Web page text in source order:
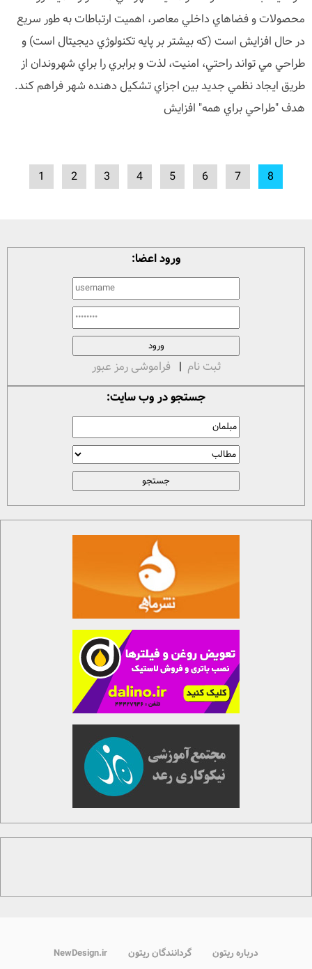
محصولات و فضاهاي داخلي معاصر، اهميت ارتباطات به طور سريع
در حال افزايش است (که بيشتر بر پايه تکنولوژي ديجيتال است) و
طراحي مي تواند راحتي، امنيت، لذت و برابري را براي شهروندان از
طريق ايجاد نظمي جديد بين اجزاي تشکيل دهنده شهر فراهم کند.
هدف "طراحي براي همه" افزايش
1 2 3 4 5 6 7 8
ورود اعضا:
ثبت نام | فراموشی رمز عبور
جستجو در وب سایت:
درباره ریتون گردانندگان ریتون NewDesign.ir